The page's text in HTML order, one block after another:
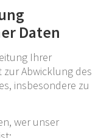
Daten
Ihrer
Abwicklung des
insbesondere zu
wer unser